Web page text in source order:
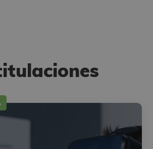
sus derechos identificándose suficientemente,
nuestra Política de Privacidad.